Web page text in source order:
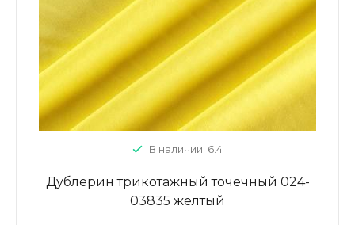
В наличии: 6.4
Дублерин трикотажный точечный 024-
03835 желтый